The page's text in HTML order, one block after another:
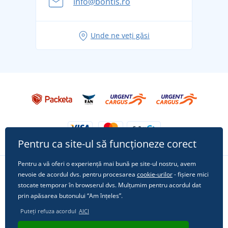
pentru vacanță fără griji
Tricoul preferat City în rol principal: ținute pentru
Unde ne veți găsi
Urmărește-ne pe rețelele sociale
Pentru ca site-ul să funcționeze corect
Pentru a vă oferi o experiență mai bună pe site-ul nostru, avem
nevoie de acordul dvs. pentru procesarea cookie-urilor- fișiere mici
stocate temporar în browserul dvs. Mulțumim pentru acordul dat
prin apăsarea butonului “Am înțeles”.
Puteți refuza acordul AICI